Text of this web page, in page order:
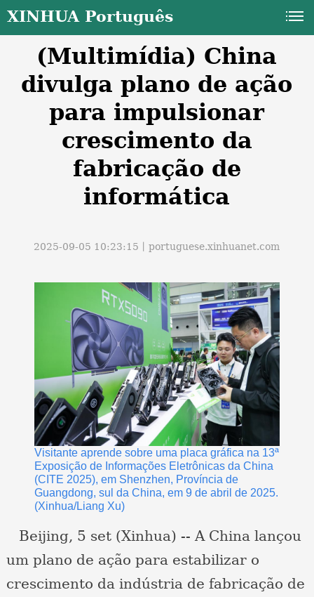
XINHUA Português
(Multimídia) China
divulga plano de ação
para impulsionar
crescimento da
fabricação de
informática
2025-09-05 10:23:15丨portuguese.xinhuanet.com
Visitante aprende sobre uma placa gráfica na 13ª
Exposição de Informações Eletrônicas da China
(CITE 2025), em Shenzhen, Província de
Guangdong, sul da China, em 9 de abril de 2025.
(Xinhua/Liang Xu)
Beijing, 5 set (Xinhua) -- A China lançou
um plano de ação para estabilizar o
crescimento da indústria de fabricação de